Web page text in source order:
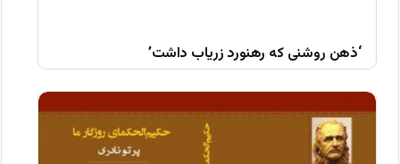
‘ذهن روشنی که رهنورد زریاب داشت’